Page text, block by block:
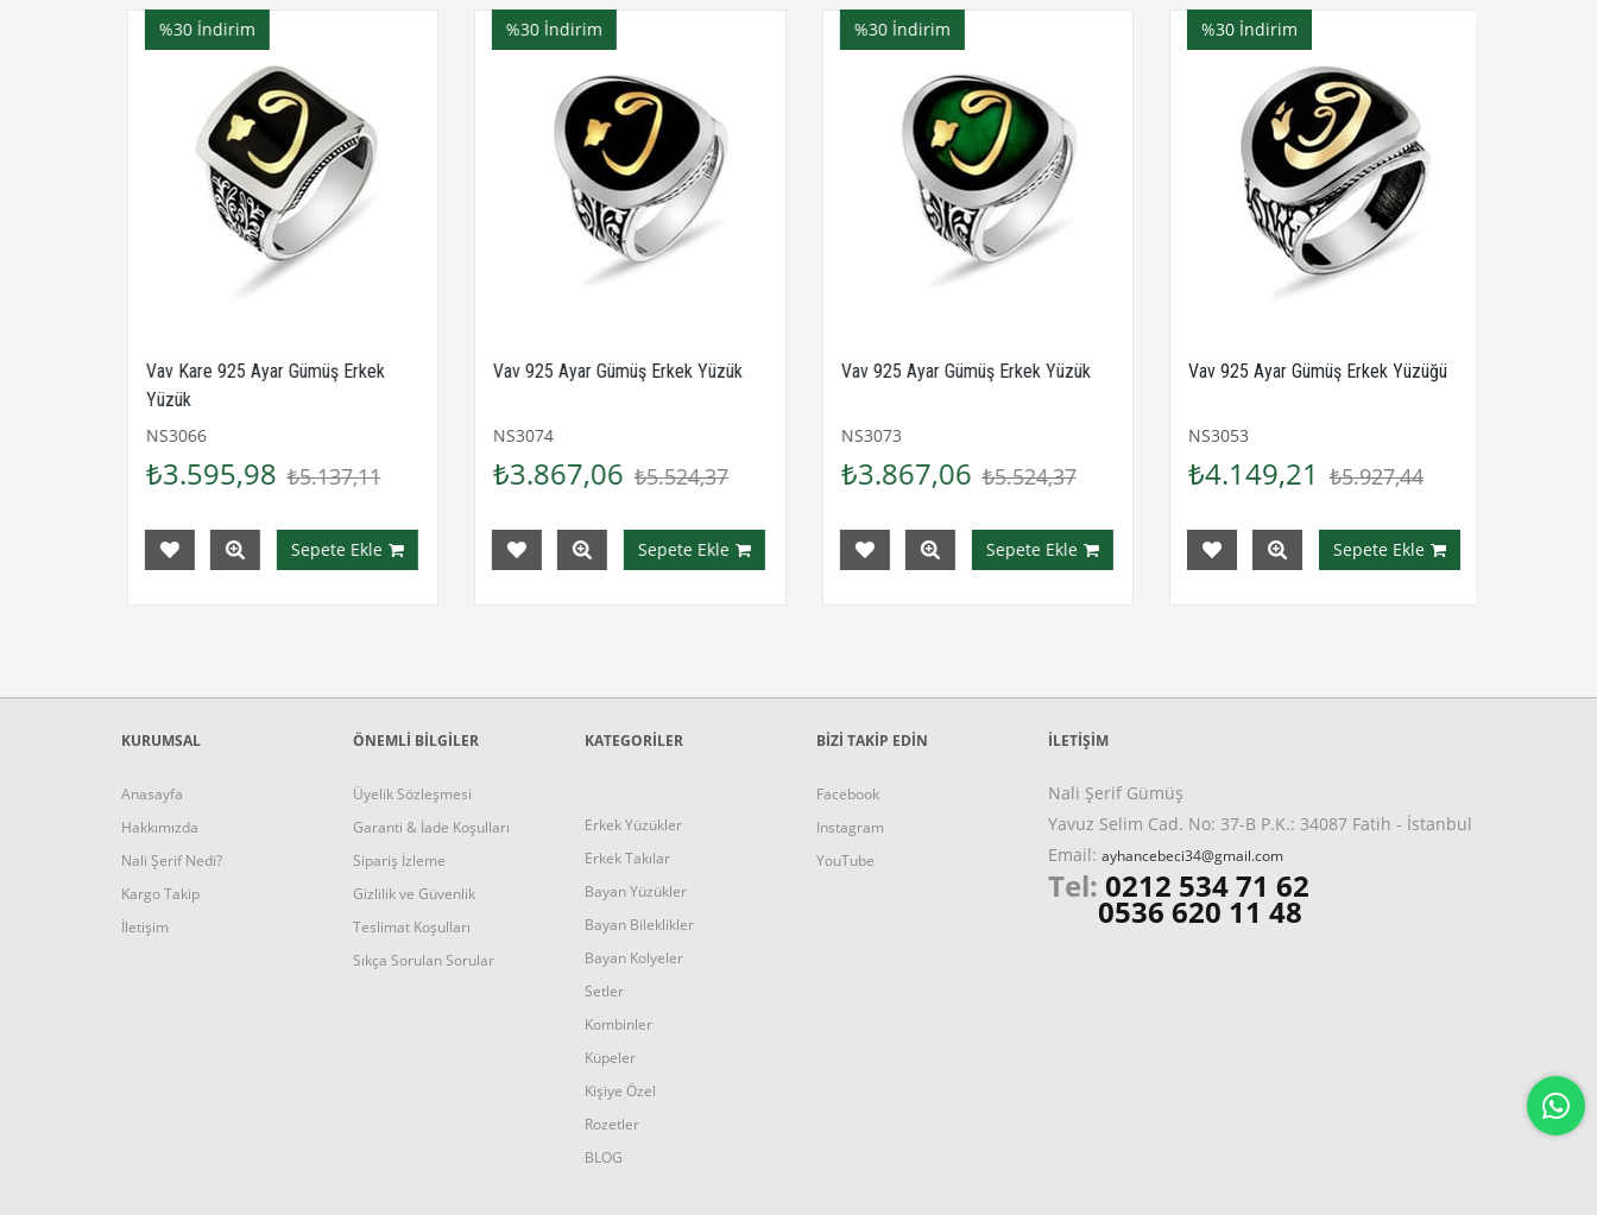
Vav Kare 925 Ayar Gümüş Erkek
Yüzük
NS3066
₺3.595,98 ₺5.137,11
Sepete Ekle
%30 İndirim
Vav 925 Ayar Gümüş Erkek Yüzük
NS3074
₺3.867,06 ₺5.524,37
Sepete Ekle
%30 İndirim
Vav 925 Ayar Gümüş Erkek Yüzük
NS3073
₺3.867,06 ₺5.524,37
Sepete Ekle
%30 İndirim
Vav 925 Ayar Gümüş Erkek Yüzüğü
NS3053
₺4.149,21 ₺5.927,44
Sepete Ekle
%30 İndirim
KURUMSAL
Anasayfa
Hakkımızda
Nali Şerif Nedi?
Kargo Takip
İletişim
ÖNEMLİ BİLGİLER
Üyelik Sözleşmesi
Garanti & İade Koşulları
Sipariş İzleme
Gizlilik ve Güvenlik
Teslimat Koşulları
Sıkça Sorulan Sorular
KATEGORİLER
Erkek Yüzükler
Erkek Takılar
Bayan Yüzükler
Bayan Bileklikler
Bayan Kolyeler
Setler
Kombinler
Küpeler
Kişiye Özel
Rozetler
BLOG
BİZİ TAKİP EDİN
Facebook
Instagram
YouTube
İLETIŞIM
Nali Şerif Gümüş
Yavuz Selim Cad. No: 37-B P.K.: 34087 Fatih - İstanbul
Email: ayhancebeci34@gmail.com
Tel: 0212 534 71 62
0536 620 11 48